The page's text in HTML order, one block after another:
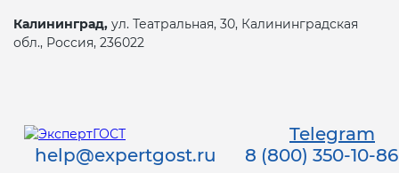
Калининград, ул. Театральная, 30, Калининградская
обл., Россия, 236022
Telegram
help@expertgost.ru
8 (800) 350-10-86